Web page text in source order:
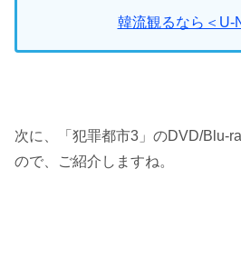
韓流観るなら＜U-
次に、「犯罪都市3」のDVD/Blu-
ので、ご紹介しますね。